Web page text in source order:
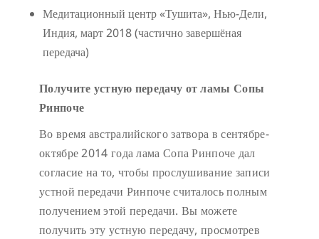
Медитационный центр «Тушита», Нью-Дели,
Индия, март 2018 (частично завершёная
передача)
Получите устную передачу от ламы Сопы
Ринпоче
Во время австралийского затвора в сентябре-
октябре 2014 года лама Сопа Ринпоче дал
согласие на то, чтобы прослушивание записи
устной передачи Ринпоче считалось полным
получением этой передачи. Вы можете
получить эту устную передачу, просмотрев